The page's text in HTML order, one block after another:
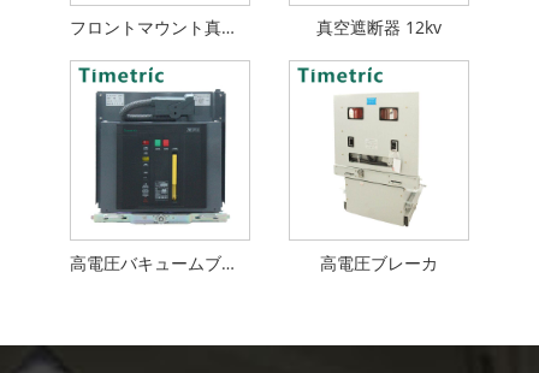
フロントマウント真空遮断器 真空遮断器 12kv
高電圧バキュームブレーカ 高電圧ブレーカ